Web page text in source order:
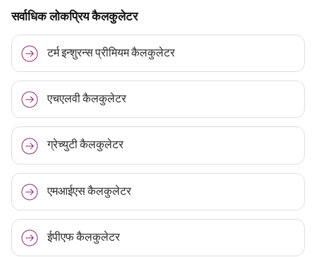
सर्वाधिक लोकप्रिय कैलकुलेटर
टर्म इन्शुरन्स प्रीमियम कैलकुलेटर
एचएलवी कैलकुलेटर
ग्रेच्युटी कैलकुलेटर
एमआईएस कैलकुलेटर
ईपीएफ कैलकुलेटर